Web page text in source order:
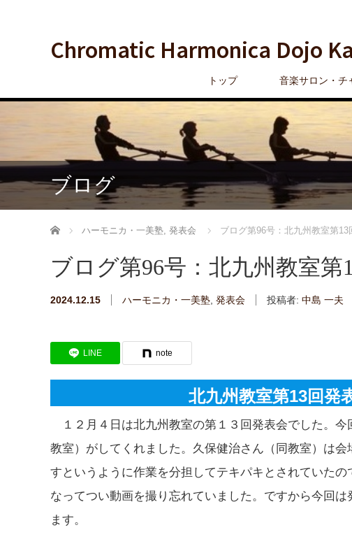
Chromatic Harmonica Dojo
トップ 音楽サロン・チ
ブログ
ホーム ハーモニカ・一美塾, 発表会 ブログ第96号：北九州教室第13
ブログ第96号：北九州教室第
2024.12.15 ハーモニカ・一美塾, 発表会 投稿者: 中島 一夫
LINE note
北九州教室第13回発
１２月４日は北九州教室の第１３回発表会でした。
教室）がしてくれました。久保健治さん（同教室）は
すというように作業を分担してテキパキとされていた
なってつい動画を撮り忘れていました。ですから今回
ます。